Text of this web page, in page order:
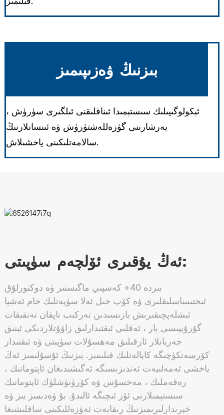
بىزنىڭ ۋەزىپىمىز
ئېكولوگىيىلىك سىستېمىدا ئىناقلىقنى ئىلگىرى سۈرۈش ،
يەرشارىنى گۈزەللەشتۈرۈش ۋە ئىنسانلارنىڭ
سالامەتلىكىنى ياخشىلاش.
ئەڭ يۇقىرى ئۆلچەم سۈپىتى:
بىزدە 40+ كەسپىي ماگىستىر ۋە دوكتورلۇق
ئىختىساسلىقلىرى ۋە كۆپ خىل ئەلا سۈپەتلىك خام ئەشيا
ئىشلەپچىقىرىش بازىسىدىن تەركىب تاپقان تەتقىقات
گۇرۇپپىسى بار ، ئەقلىي ئىقتىدارلىق زاۋۇتلاردىكى ئېنىق
جەريانلار ئارقىلىق مەھسۇلات سۈپىتى ۋە ئىقتىدار
كۆرسەتكۈچىگە كاپالەتلىك قىلىمىز. بىزنىڭ ئۇسۇلىمىز ئەڭ
ياخشى ئەمەلىيەت ئەندىزىسىگە ئەگىشىدىغان ئاپتوماتىك ،
رەقەملىك ، مەخسۇس ۋە كۆرۈنۈشلۈك ئاپتوماتىك
سىستېمىلارنى ئۆز ئىچىگە ئالىدۇ. بۇ ۋەدىمىز بىز ۋە
خېرىدارلىرىمىزنىڭ رىقابەت ئەۋزەللىكىنى ساقلىشىغا